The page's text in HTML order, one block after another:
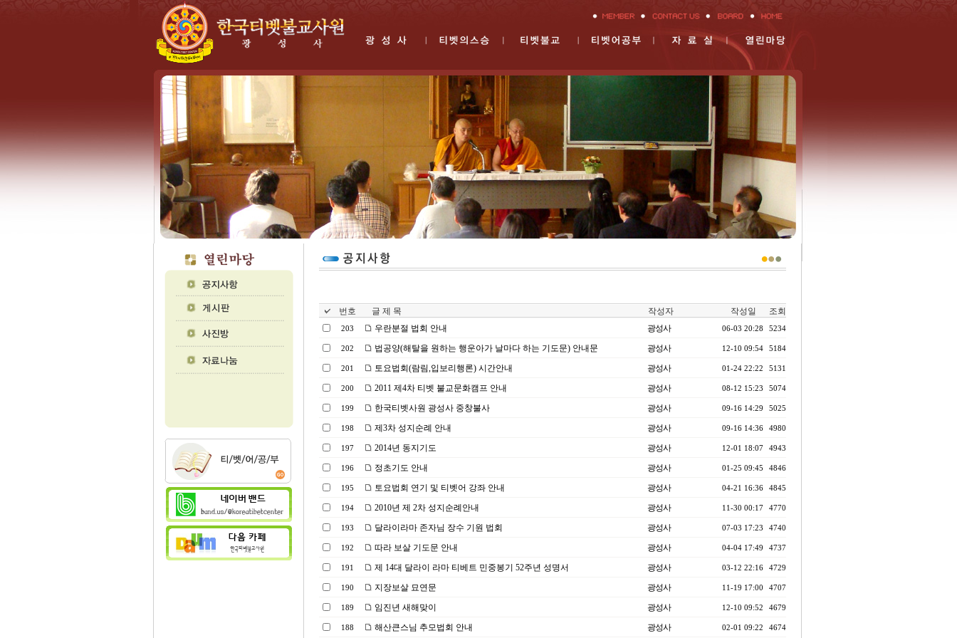
번호 글 제 목 작성자 작성일 조회
203 우란분절 법회 안내 광성사 06-03 20:28 5234
202 법공양(해탈을 원하는 행운아가 날마다 하는 기도문) 안내문 광성사 12-10 09:54 5184
201 토요법회(람림,입보리행론) 시간안내 광성사 01-24 22:22 5131
200 2011 제4차 티벳 불교문화캠프 안내 광성사 08-12 15:23 5074
199 한국티벳사원 광성사 중창불사 광성사 09-16 14:29 5025
198 제3차 성지순례 안내 광성사 09-16 14:36 4980
197 2014년 동지기도 광성사 12-01 18:07 4943
196 정초기도 안내 광성사 01-25 09:45 4846
195 토요법회 연기 및 티벳어 강좌 안내 광성사 04-21 16:36 4845
194 2010년 제 2차 성지순례안내 광성사 11-30 00:17 4770
193 달라이라마 존자님 장수 기원 법회 광성사 07-03 17:23 4740
192 따라 보살 기도문 안내 광성사 04-04 17:49 4737
191 제 14대 달라이 라마 티베트 민중봉기 52주년 성명서 광성사 03-12 22:16 4729
190 지장보살 묘연문 광성사 11-19 17:00 4707
189 임진년 새해맞이 광성사 12-10 09:52 4679
188 해산큰스님 추모법회 안내 광성사 02-01 09:22 4674